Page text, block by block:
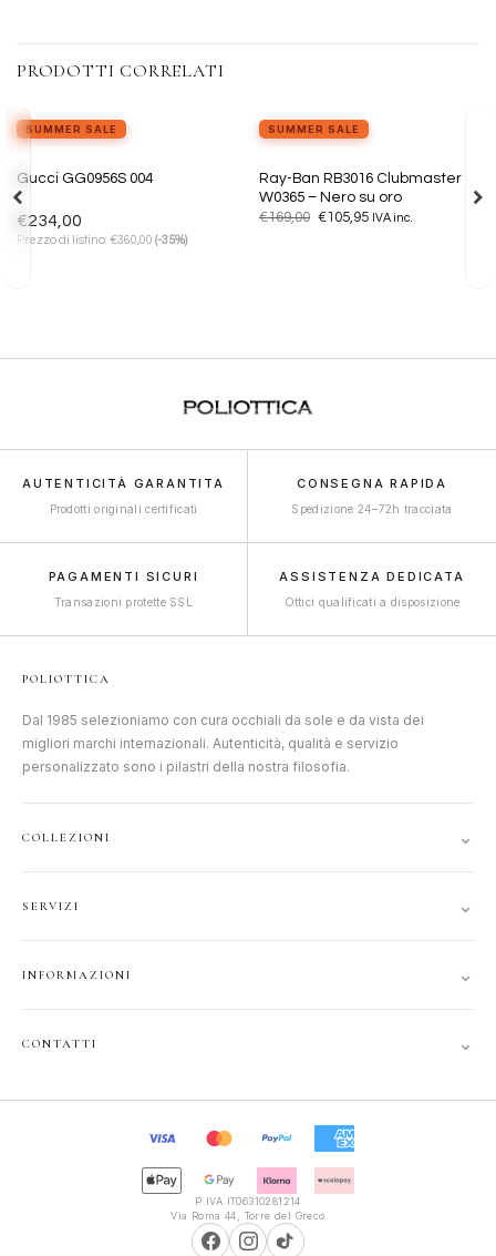
PRODOTTI CORRELATI
SUMMER SALE
Gucci GG0956S 004
€234,00
Prezzo di listino: €360,00 (-35%)
Aggiungi
alla lista
view_in_arProvalo ora
SUMMER SALE
Ray-Ban RB3016 Clubmaster
W0365 – Nero su oro
€169,00 Il
€105,95IlIVA inc.
AUTENTICITÀ GARANTITA
Prodotti originali certificati
CONSEGNA RAPIDA
Spedizione 24–72h tracciata
PAGAMENTI SICURI
Transazioni protette SSL
ASSISTENZA DEDICATA
Ottici qualificati a disposizione
POLIOTTICA
Dal 1985 selezioniamo con cura occhiali da sole e da vista dei
migliori marchi internazionali. Autenticità, qualità e servizio
personalizzato sono i pilastri della nostra filosofia.
COLLEZIONI ⌄
JUNIOR
GIFT CARD
SERVIZI ⌄
SPEDIZIONI
RECESSO
INFORMAZIONI ⌄
CONTATTI ⌄
9:30–13:00, 16:00–20:00
P.IVA IT06310281214
Via Roma 44, Torre del Greco